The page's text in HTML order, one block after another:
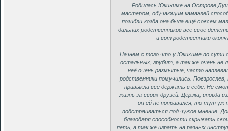
Родилась Юкихиме на Острове
мастером, обучающим камаэлей
погибли когда она была ещё совсем
дальних родственников всё своё
и вот родственники
Начнем с того что у Юкихиме по сути
остальных, грубит, а так же очень не
неё очень размытые, часто
родственники помучились.
привыкла все держать в себе. Не
жизнь за своих друзей. Дерзка, иногда
он ей не понравился, то тут уж
подстраиваться под чужое мнение.
благодаря способности скрывать
петь, а так же играть на разных